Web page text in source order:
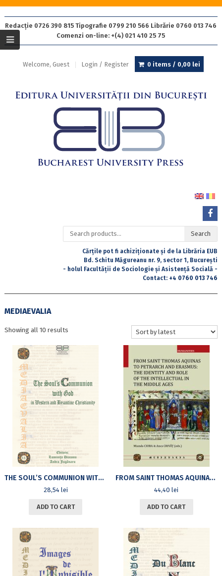
Redacție 0726 390 815 Tipografie 0799 210 566 Librărie 0760 013 746
Comenzi on-line: +(4) 021 410 25 75
Welcome, Guest Login / Register 0 items / 0,00 lei
Search
for:
Search
Cărțile pot fi achiziționate și de la Librăria EUB
Bd. Schitu Măgureanu nr. 9, sector 1, București
- holul Facultății de Sociologie și Asistență Socială -
Contact: +4 0760 013 746
MEDIAEVALIA
Showing all 10 resultsSorted
latest
THE SOUL’S COMMUNION WITH GOD IN WESTERN AND BYZANTINE CHRISTIANITY
28,54 lei
ADD TO CART
FROM SAINT THOMAS AQUINAS TO PETRARCH AND ERASMUS : THE IDENTITY AND ROLE OF THE INTELLECTUAL IN THE MIDDLE AGES
44,40lei
ADD TO CART